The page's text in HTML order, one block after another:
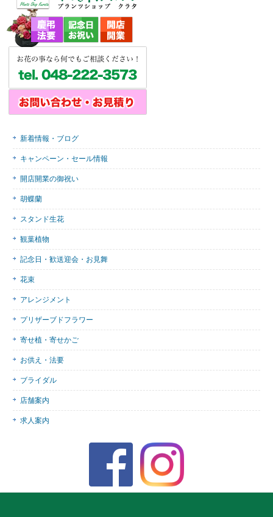
新着情報・ブログ
キャンペーン・セール情報
開店開業の御祝い
胡蝶蘭
スタンド生花
観葉植物
記念日・歓送迎会・お見舞
花束
アレンジメント
プリザーブドフラワー
寄せ植・寄せかご
お供え・法要
ブライダル
店舗案内
求人案内